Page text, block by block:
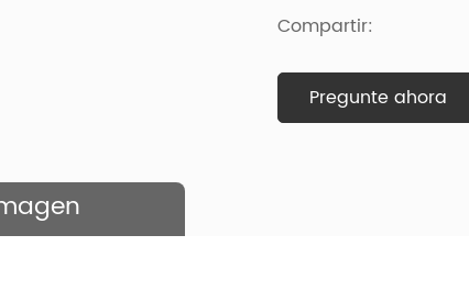
Compartir:
Pregunte ahora